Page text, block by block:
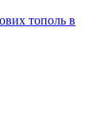
тополь в